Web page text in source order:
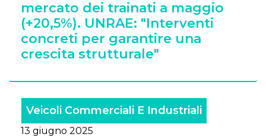
mercato dei trainati a maggio
(+20,5%). UNRAE: "Interventi
concreti per garantire una
crescita strutturale"
Veicoli Commerciali E Industriali
13 giugno 2025